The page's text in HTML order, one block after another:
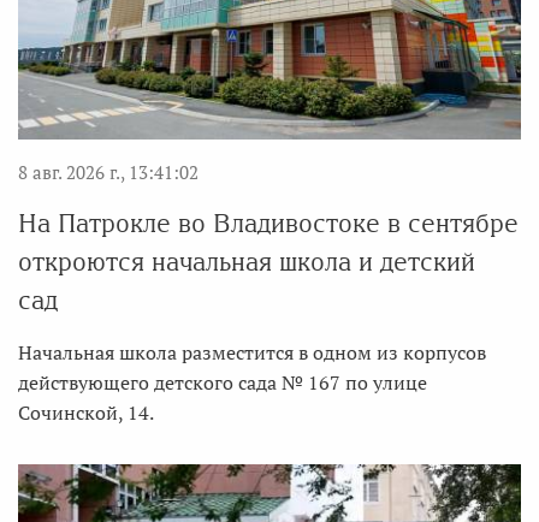
8 авг. 2026 г., 13:41:02
На Патрокле во Владивостоке в сентябре
откроются начальная школа и детский
сад
Начальная школа разместится в одном из корпусов
действующего детского сада № 167 по улице
Сочинской, 14.